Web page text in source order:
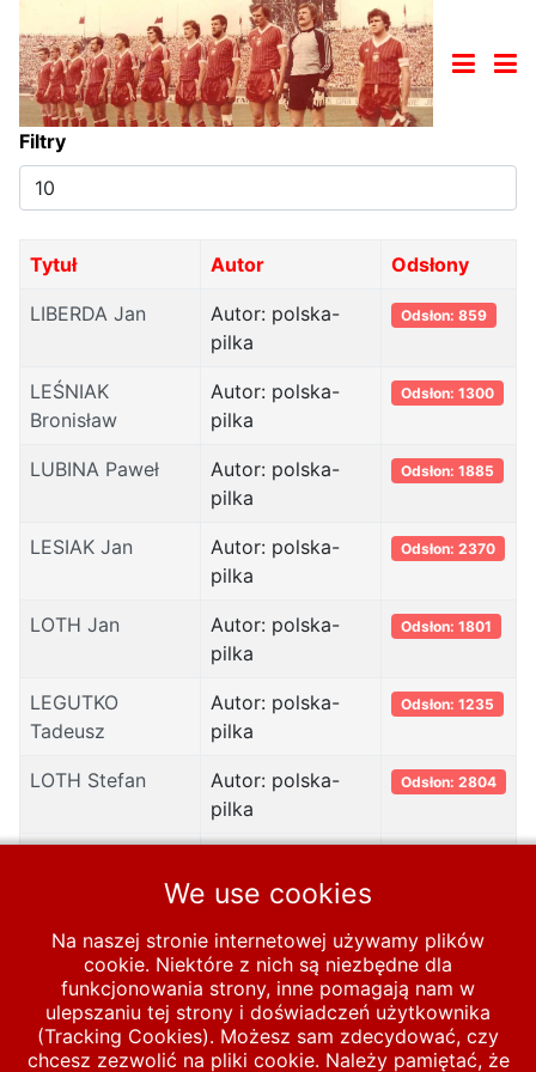
Filtry
Pokaż
#
Tytuł Autor Odsłony
LIBERDA Jan
Autor: polska-
pilka
Odsłon: 859
LEŚNIAK
Bronisław
Autor: polska-
pilka
Odsłon: 1300
LUBINA Paweł
Autor: polska-
pilka
Odsłon: 1885
LESIAK Jan
Autor: polska-
pilka
Odsłon: 2370
LOTH Jan
Autor: polska-
pilka
Odsłon: 1801
LEGUTKO
Tadeusz
Autor: polska-
pilka
Odsłon: 1235
LOTH Stefan
Autor: polska-
pilka
Odsłon: 2804
pilka
LUXENBURG Jan
Autor: polska-
pilka
Odsłon: 1272
Start LEKSYKON REPREZENTANTÓW L
We use cookies
Na naszej stronie internetowej używamy plików
cookie. Niektóre z nich są niezbędne dla
funkcjonowania strony, inne pomagają nam w
ulepszaniu tej strony i doświadczeń użytkownika
(Tracking Cookies). Możesz sam zdecydować, czy
chcesz zezwolić na pliki cookie. Należy pamiętać, że